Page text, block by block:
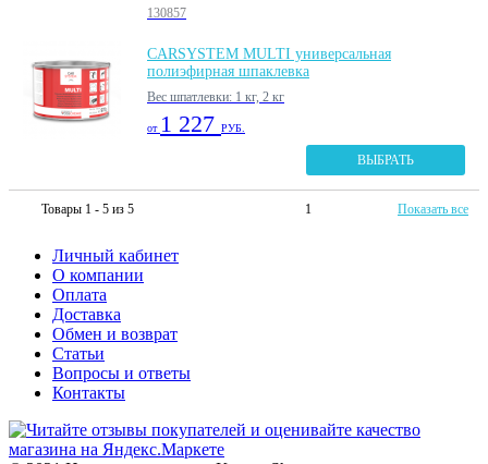
130857
CARSYSTEM MULTI универсальная
полиэфирная шпаклевка
Вес шпатлевки: 1 кг, 2 кг
от 1 227 РУБ.
ВЫБРАТЬ
Товары 1 - 5 из 5 1 Показать все
Личный кабинет
О компании
Оплата
Доставка
Обмен и возврат
Статьи
Вопросы и ответы
Контакты